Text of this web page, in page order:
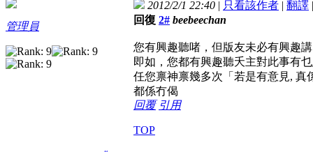
管理員
2012/2/1 22:40 | 只看該作者 | 翻譯
回復 2# beebeechan
您有興趣聽啫，但版友未必有興趣
即如，您都有興趣聽夭主對此事有
任您禀神禀幾多次「若是有意見,
都係冇偈
回覆 引用
TOP